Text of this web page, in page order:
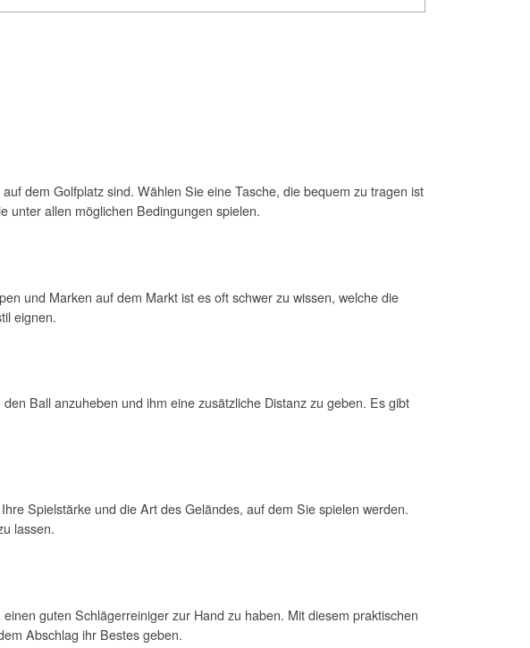
dem Golfplatz sind. Wählen Sie eine Tasche, die bequem zu tragen ist
unter allen möglichen Bedingungen spielen.
und Marken auf dem Markt ist es oft schwer zu wissen, welche die
eignen.
Ball anzuheben und ihm eine zusätzliche Distanz zu geben. Es gibt
Spielstärke und die Art des Geländes, auf dem Sie spielen werden.
lassen.
guten Schlägerreiniger zur Hand zu haben. Mit diesem praktischen
Abschlag ihr Bestes geben.